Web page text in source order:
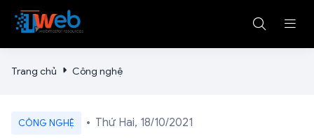
Trang chủ Công nghệ
CÔNG NGHỆ Thứ Hai, 18/10/2021